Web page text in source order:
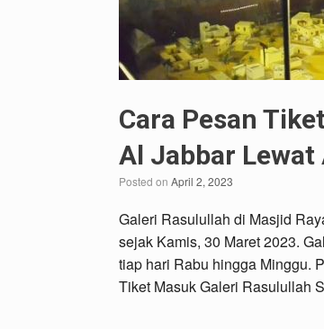
Cara Pesan
Al Jabbar Lewat
Posted on April 2, 2023
Galeri Rasulullah di Masjid
sejak Kamis, 30 Maret 2023.
tiap hari Rabu hingga Minggu.
Tiket Masuk Galeri Rasulullah